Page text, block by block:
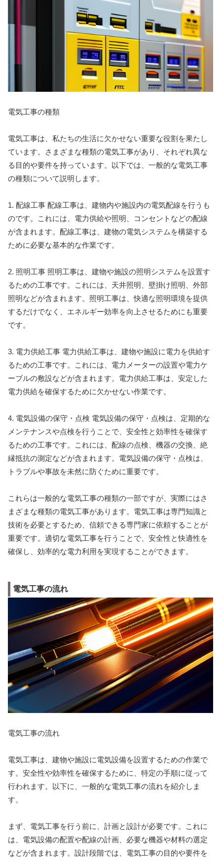
電気工事の種類
電気工事は、私たちの生活に欠かせない重要な役割を果たし
ています。さまざまな種類の電気工事があり、それぞれ異な
る目的や要件を持っています。以下では、一般的な電気工事
の種類について説明します。
1. 配線工事 配線工事は、建物内や施設内の電気配線を行うも
のです。これには、電力供給や照明、コンセントなどの配線
が含まれます。配線工事は、建物の電気システムを構築する
ために必要な基本的な作業です。
2. 照明工事 照明工事は、建物や施設の照明システムを設置す
るための工事です。これには、天井照明、壁掛け照明、外部
照明などが含まれます。照明工事は、快適な照明環境を提供
するだけでなく、エネルギー効率を向上させるためにも重要
です。
3. 電力供給工事 電力供給工事は、建物や施設に電力を供給す
るための工事です。これには、電力メーターの設置や電力ケ
ーブルの敷設などが含まれます。電力供給工事は、安定した
電力供給を確保するために欠かせない作業です。
4. 電気設備の保守・点検 電気設備の保守・点検は、定期的な
メンテナンスや点検を行うことで、安全性と効率性を確保す
るための工事です。これには、配線の点検、機器の交換、絶
縁抵抗の測定などが含まれます。電気設備の保守・点検は、
トラブルや事故を未然に防ぐために重要です。
これらは一般的な電気工事の種類の一部ですが、実際にはさ
まざまな種類の電気工事があります。電気工事は専門知識と
技術を必要とするため、信頼できる専門家に依頼することが
重要です。適切な電気工事を行うことで、安全性と快適性を
確保し、効率的な電力利用を実現することができます。
電気工事の流れ
電気工事の流れ
電気工事は、建物や施設に電気設備を設置するための作業で
す。安全性や効率性を確保するために、特定の手順に従って
行われます。以下に、一般的な電気工事の流れを紹介しま
す。
まず、電気工事を行う前に、計画と設計が必要です。これに
は、電気設備の配置や配線の計画、必要な機器や材料の選定
などが含まれます。設計段階では、電気工事の目的や要件を